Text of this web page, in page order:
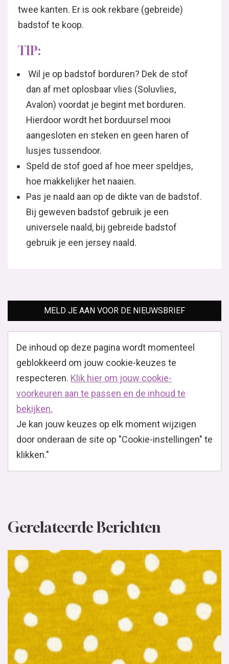
twee kanten. Er is ook rekbare (gebreide)
badstof te koop.
TIP:
Wil je op badstof borduren? Dek de stof
dan af met oplosbaar vlies (Soluvlies,
Avalon) voordat je begint met borduren.
Hierdoor wordt het borduursel mooi
aangesloten en steken en geen haren of
lusjes tussendoor.
Speld de stof goed af hoe meer speldjes,
hoe makkelijker het naaien.
Pas je naald aan op de dikte van de badstof.
Bij geweven badstof gebruik je een
universele naald, bij gebreide badstof
gebruik je een jersey naald.
MELD JE AAN VOOR DE NIEUWSBRIEF
De inhoud op deze pagina wordt momenteel
geblokkeerd om jouw cookie-keuzes te
respecteren. Klik hier om jouw cookie-
voorkeuren aan te passen en de inhoud te
bekijken.
Je kan jouw keuzes op elk moment wijzigen
door onderaan de site op "Cookie-instellingen" te
klikken."
Gerelateerde Berichten